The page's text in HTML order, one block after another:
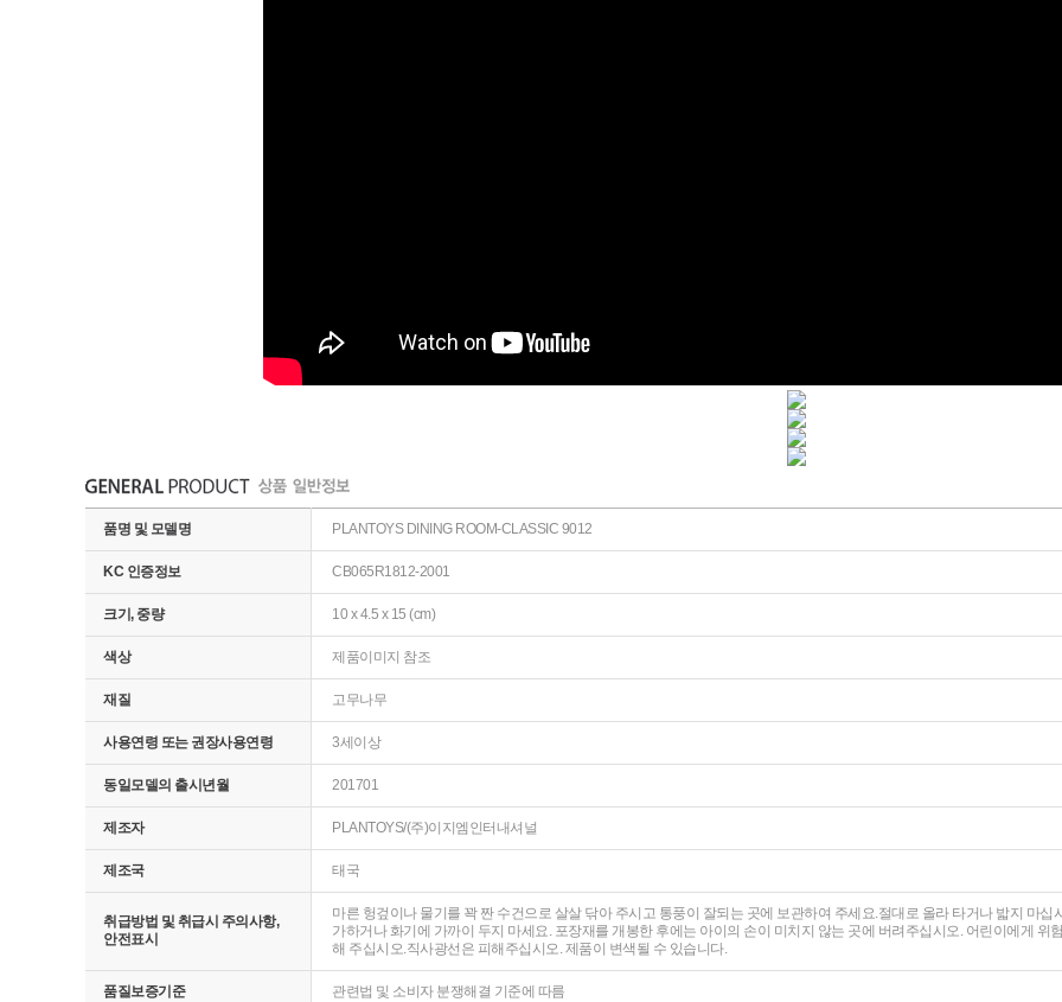
품명 및 모델명 PLANTOYS DINING ROOM-CLASSIC 9012
KC 인증정보 CB065R1812-2001
크기, 중량 10 x 4.5 x 15 (cm)
색상 제품이미지 참조
재질 고무나무
사용연령 또는 권장사용연령 3세이상
동일모델의 출시년월 201701
제조자 PLANTOYS/(주)이지엠인터내셔널
제조국 태국
취급방법 및 취급시 주의사항,
안전표시
마른 헝겊이나 물기를 꽉 짠 수건으로 살살 닦아 주시고 통풍이 잘되는 곳에 보관하여 주세요.절대로 올라 타거나 밟지 마
가하거나 화기에 가까이 두지 마세요. 포장재를 개봉한 후에는 아이의 손이 미치지 않는 곳에 버려주십시오. 어린이에게
해 주십시오.직사광선은 피해주십시오. 제품이 변색될 수 있습니다.
품질보증기준 관련법 및 소비자 분쟁해결 기준에 따름